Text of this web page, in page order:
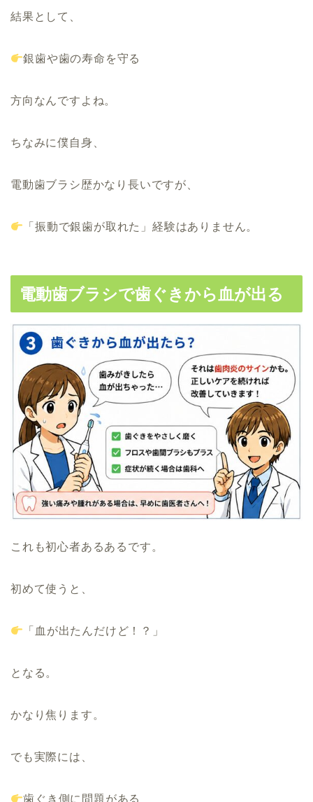
結果として、
銀歯や歯の寿命を守る
方向なんですよね。
ちなみに僕自身、
電動歯ブラシ歴かなり長いですが、
「振動で銀歯が取れた」経験はありません。
電動歯ブラシで歯ぐきから血が出る
これも初心者あるあるです。
初めて使うと、
「血が出たんだけど！？」
となる。
かなり焦ります。
でも実際には、
歯ぐき側に問題がある